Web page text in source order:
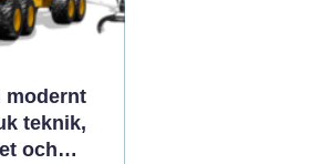
modernt
och